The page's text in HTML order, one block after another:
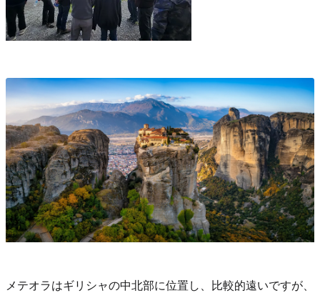
メテオラはギリシャの中北部に位置し、比較的遠いですが、